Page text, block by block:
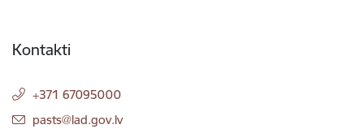
Kontakti
+371 67095000
E-pasts:
pasts@lad.gov.lv